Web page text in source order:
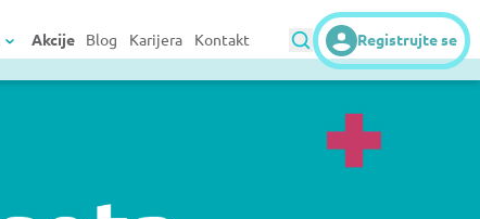
Akcije Blog Karijera Kontakt Registrujte se